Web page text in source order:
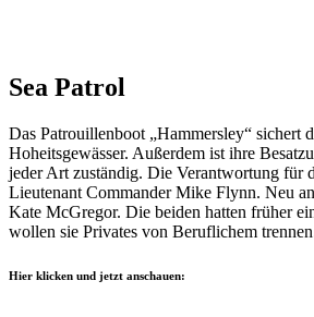
Sea Patrol
Das Patrouillenboot „Hammersley“ sichert
Hoheitsgewässer. Außerdem ist ihre
jeder Art zuständig. Die Verantwortung für
Lieutenant Commander Mike Flynn. Neu
Kate McGregor. Die beiden hatten früher
wollen sie Privates von Beruflichem
Hier klicken und jetzt anschauen: